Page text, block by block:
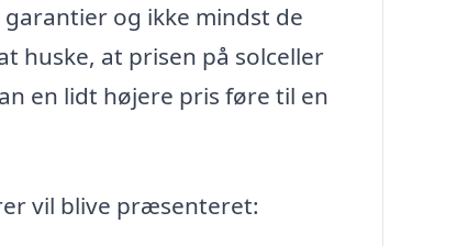
og ikke mindst de
huske, at prisen på solceller
en lidt højere pris føre til en
vil blive præsenteret: